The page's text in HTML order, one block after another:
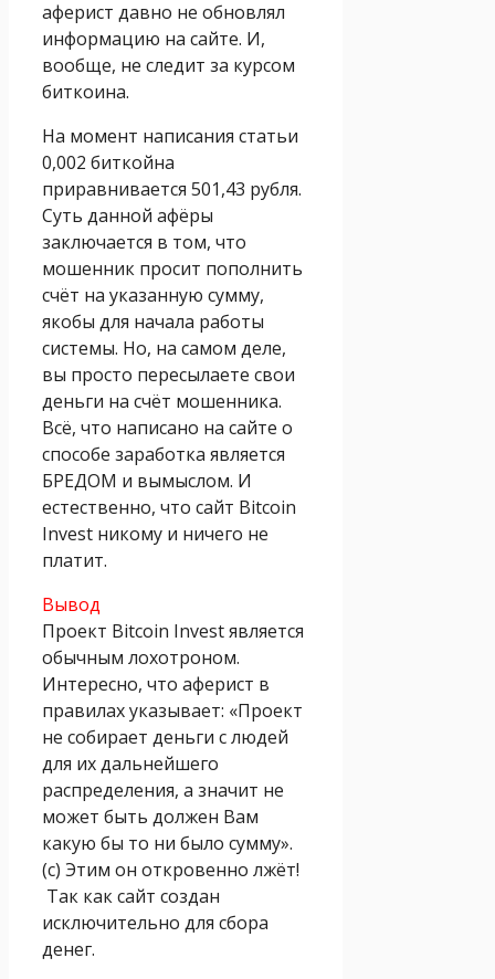
аферист давно не обновлял
информацию на сайте. И,
вообще, не следит за курсом
биткоина.
На момент написания статьи
0,002 биткoйна
приравнивается 501,43 рубля.
Суть данной афёры
заключается в том, что
мошенник просит пополнить
счёт на указанную сумму,
якобы для начала работы
системы. Но, на самом деле,
вы просто пересылаете свои
деньги на счёт мошенника.
Всё, что написано на сайте о
способе заработка является
БРЕДОМ и вымыслом. И
естественно, что сайт Bitcoin
Invest никому и ничего не
платит.
Вывод
Проект Bitcoin Invest является
обычным лохотроном.
Интересно, что аферист в
правилах указывает: «Проект
не собирает деньги с людей
для их дальнейшего
распределения, а значит не
может быть должен Вам
какую бы то ни было сумму».
(с) Этим он откровенно лжёт!
Так как сайт создан
исключительно для сбора
денег.